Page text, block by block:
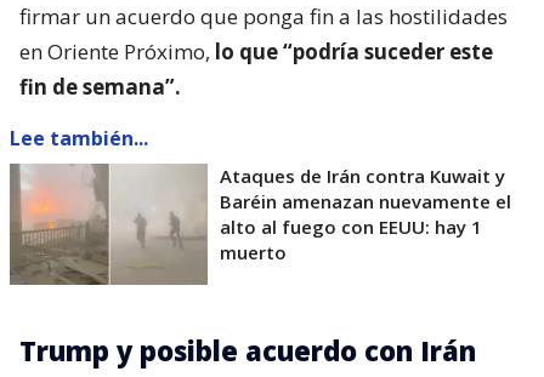
firmar un acuerdo que ponga fin a las hostilidades
en Oriente Próximo, lo que “podría suceder este
fin de semana”.
Lee también...
Ataques de Irán contra Kuwait y
Baréin amenazan nuevamente el
alto al fuego con EEUU: hay 1
muerto
Trump y posible acuerdo con Irán